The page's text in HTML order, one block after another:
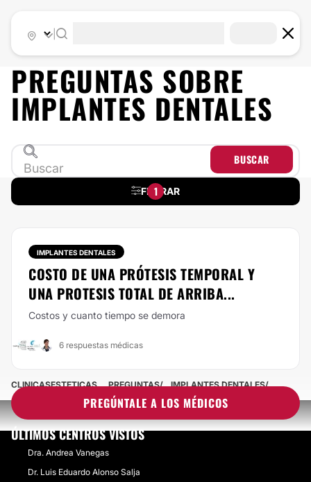
PREGUNTAS SOBRE
IMPLANTES DENTALES
BUSCAR
FILTRAR
1
IMPLANTES DENTALES
COSTO DE UNA PRÓTESIS TEMPORAL Y
UNA PROTESIS TOTAL DE ARRIBA...
Costos y cuanto tiempo se demora
6 respuestas médicas
PREGÚNTALE A LOS MÉDICOS
CLINICASESTETICAS PREGUNTAS IMPLANTES DENTALES
ÚLTIMOS CENTROS VISTOS
Dra. Andrea Vanegas
Dr. Luis Eduardo Alonso Salja